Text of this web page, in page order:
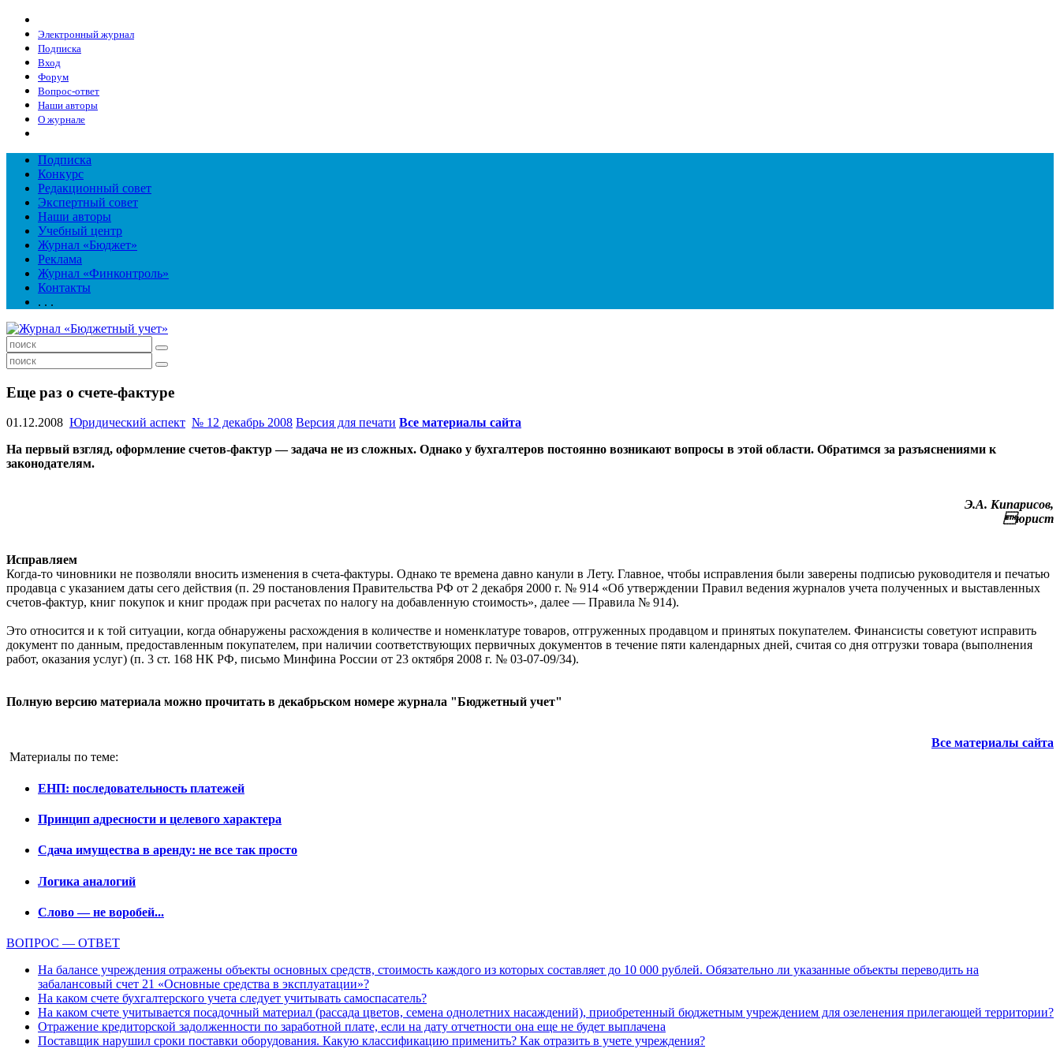
Электронный журнал
Подписка
Вход
Форум
Вопрос-ответ
Наши авторы
О журнале
Подписка
Конкурс
Редакционный совет
Экспертный совет
Наши авторы
Учебный центр
Журнал «Бюджет»
Реклама
Журнал «Финконтроль»
Контакты
. . .
Еще раз о счете-фактуре
01.12.2008 Юридический аспект № 12 декабрь 2008 Версия для печати Все материалы сайта
На первый взгляд, оформление счетов-фактур — задача не из сложных. Однако у бухгалтеров постоянно возникают вопросы в этой области. Обратимся за разъяснениями к
законодателям.
Э.А. Кипарисов,
юрист
Исправляем
Когда-то чиновники не позволяли вносить изменения в счета-фактуры. Однако те времена давно канули в Лету. Главное, чтобы исправления были заверены подписью руководителя и печатью
продавца с указанием даты сего действия (п. 29 постановления Правительства РФ от 2 декабря 2000 г. № 914 «Об утверждении Правил ведения журналов учета полученных и выставленных
счетов-фактур, книг покупок и книг продаж при расчетах по налогу на добавленную стоимость», далее — Правила № 914).
Это относится и к той ситуации, когда обнаружены расхождения в количестве и номенклатуре товаров, отгруженных продавцом и принятых покупателем. Финансисты советуют исправить
документ по данным, предоставленным покупателем, при наличии соответствующих первичных документов в течение пяти календарных дней, считая со дня отгрузки товара (выполнения
работ, оказания услуг) (п. 3 ст. 168 НК РФ, письмо Минфина России от 23 октября 2008 г. № 03-07-09/34).
Полную версию материала можно прочитать в декабрьском номере журнала "Бюджетный учет"
Все материалы сайта
Материалы по теме:
ЕНП: последовательность платежей
Принцип адресности и целевого характера
Сдача имущества в аренду: не все так просто
Логика аналогий
Слово — не воробей...
ВОПРОС — ОТВЕТ
На балансе учреждения отражены объекты основных средств, стоимость каждого из которых составляет до 10 000 рублей. Обязательно ли указанные объекты переводить на
забалансовый счет 21 «Основные средства в эксплуатации»?
На каком счете бухгалтерского учета следует учитывать самоспасатель?
На каком счете учитывается посадочный материал (рассада цветов, семена однолетних насаждений), приобретенный бюджетным учреждением для озеленения прилегающей территории?
Отражение кредиторской задолженности по заработной плате, если на дату отчетности она еще не будет выплачена
Поставщик нарушил сроки поставки оборудования. Какую классификацию применить? Как отразить в учете учреждения?